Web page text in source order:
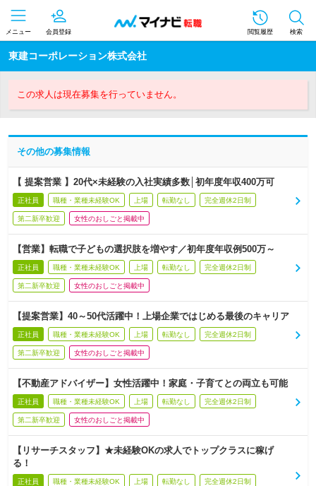
メニュー 会員登録 閲覧履歴 検索
東建コーポレーション株式会社
この求人は現在募集を行っていません。
その他の募集情報
【 提案営業 】20代×未経験の入社実績多数│初年度年収400万可
正社員 職種・業種未経験OK 上場 転勤なし 完全週休2日制
第二新卒歓迎 女性のおしごと掲載中
【営業】転職で子どもの選択肢を増やす／初年度年収例500万～
正社員 職種・業種未経験OK 上場 転勤なし 完全週休2日制
第二新卒歓迎 女性のおしごと掲載中
【提案営業】40～50代活躍中！上場企業ではじめる最後のキャリア
正社員 職種・業種未経験OK 上場 転勤なし 完全週休2日制
第二新卒歓迎 女性のおしごと掲載中
【不動産アドバイザー】女性活躍中！家庭・子育てとの両立も可能
正社員 職種・業種未経験OK 上場 転勤なし 完全週休2日制
第二新卒歓迎 女性のおしごと掲載中
【リサーチスタッフ】★未経験OKの求人でトップクラスに稼げ
る！
正社員 職種・業種未経験OK 上場 転勤なし 完全週休2日制